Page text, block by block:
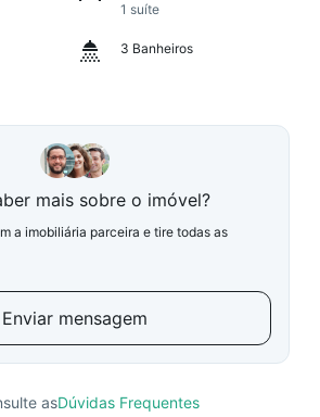
1 suíte
3 Banheiros
mais sobre o imóvel?
a imobiliária parceira e tire todas as
Enviar mensagem
asDúvidas Frequentes